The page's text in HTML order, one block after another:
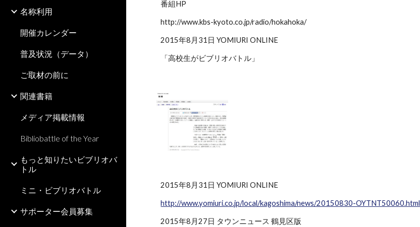
名称利用
開催カレンダー
普及状況（データ）
ご取材の前に
関連書籍
メディア掲載情報
Bibliobattle of the Year
もっと知りたいビブリオバ
トル
ミニ・ビブリオバトル
サポーター会員募集
番組HP
http://www.kbs-kyoto.co.jp/radio/hokahoka/
2015年8月31日 YOMIURI ONLINE
「高校生がビブリオバトル」
2015年8月31日 YOMIURI ONLINE
http://www.yomiuri.co.jp/local/kagoshima/news/20150830-OYTNT50060.html
2015年8月27日 タウンニュース 鶴見区版